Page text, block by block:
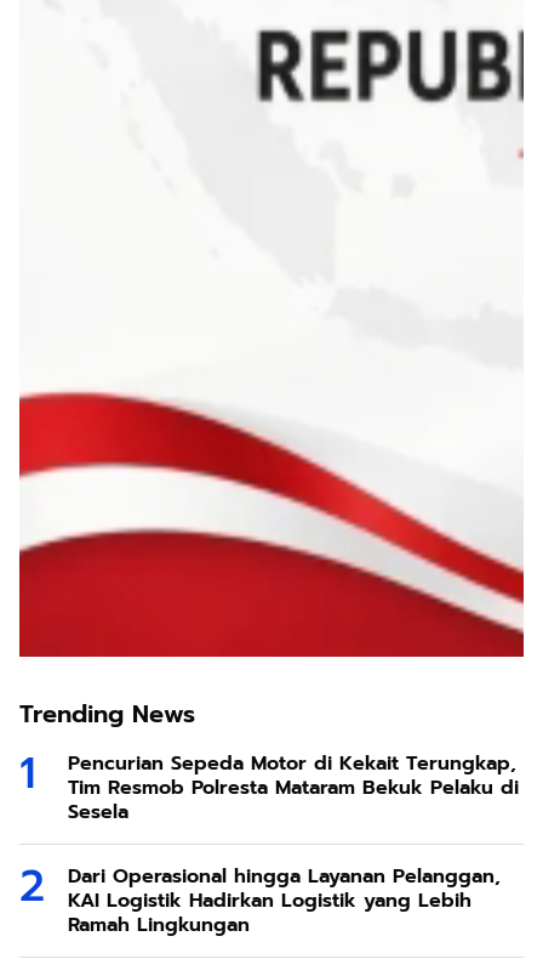
Trending News
Pencurian Sepeda Motor di Kekait Terungkap,
Tim Resmob Polresta Mataram Bekuk Pelaku di
Sesela
Dari Operasional hingga Layanan Pelanggan,
KAI Logistik Hadirkan Logistik yang Lebih
Ramah Lingkungan